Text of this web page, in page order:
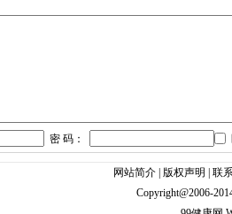
密 码：
网站简介 版权声明 联
Copyright@2006-